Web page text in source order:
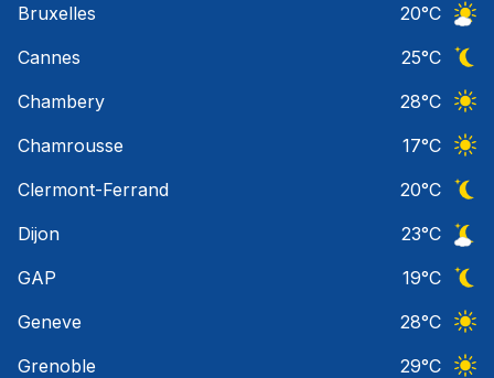
Bruxelles
20°C
Cannes
25°C
Chambery
28°C
Chamrousse
17°C
Clermont-Ferrand
20°C
Dijon
23°C
GAP
19°C
Geneve
28°C
Grenoble
29°C